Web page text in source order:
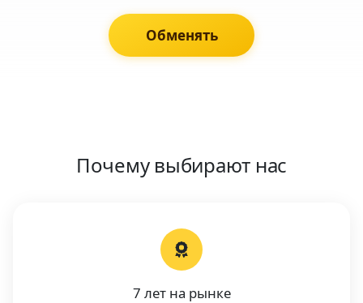
Обменять
Почему выбирают нас
7 лет на рынке